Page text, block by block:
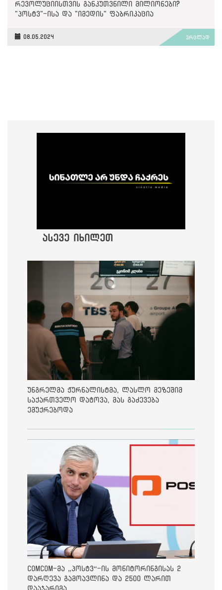
რევოლუციისთვის განკუთვნილი მილიონები?
"პოსტვ"-ისა და "იმედის" ფაბრიკაცია
08.05.2024 ვრცლად
ასევე იხილეთ
უნგრელმა ჟურნალისტმა, ლასლო მეზეშიმ
საქართველო დატოვა, მას გაძევება
ემუქრებოდა
ComCom-მა „პოსტვ“-ის მონიტორინგისას 2
დარღევა გამოავლინა და 2500 ლარით
დააჯარიმა